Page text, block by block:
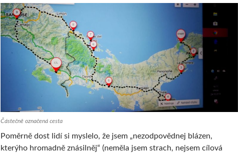
Částečně označená cesta
Poměrně dost lidí si myslelo, že jsem „nezodpovědnej blázen,
kterýho hromadně znásilněj“ (neměla jsem strach, nejsem cílová